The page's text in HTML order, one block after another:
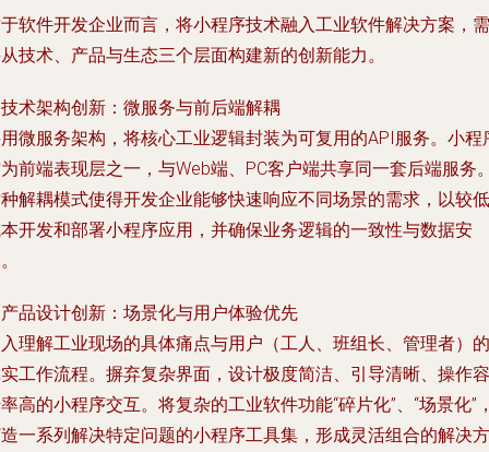
软件开发企业而言，将小程序技术融入工业软件解决方案，需
技术、产品与生态三个层面构建新的创新能力。
技术架构创新：微服务与前后端解耦
微服务架构，将核心工业逻辑封装为可复用的API服务。小程
前端表现层之一，与Web端、PC客户端共享同一套后端服务
解耦模式使得开发企业能够快速响应不同场景的需求，以较低
开发和部署小程序应用，并确保业务逻辑的一致性与数据安
产品设计创新：场景化与用户体验优先
理解工业现场的具体痛点与用户（工人、班组长、管理者）的
工作流程。摒弃复杂界面，设计极度简洁、引导清晰、操作容
高的小程序交互。将复杂的工业软件功能“碎片化”、“场景化”
一系列解决特定问题的小程序工具集，形成灵活组合的解决方